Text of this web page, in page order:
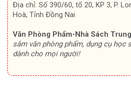
Địa chỉ: Số 390/60, tổ 20, KP 3, P.
Hoà, Tỉnh Đồng Nai
Văn Phòng Phẩm-Nhà Sách
sắm văn phòng phẩm, dụng cụ học
dành cho mọi người!